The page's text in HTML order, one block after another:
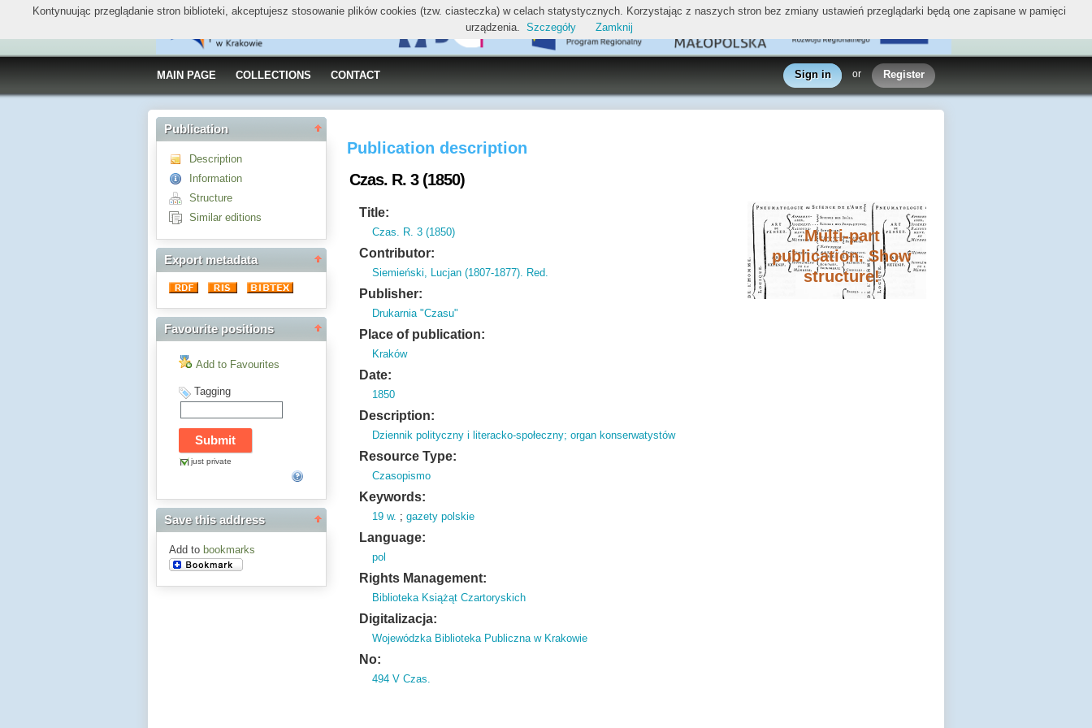
MAIN PAGE COLLECTIONS CONTACT Sign in or Register
Publication
Description
Information
Structure
Similar editions
Export metadata
Favourite positions
Add to Favourites
Tagging
just private
Save this address
Add to bookmarks
Publication description
Czas. R. 3 (1850)
Multi-part
publication. Show
structure!
Title:
Czas. R. 3 (1850)
Contributor:
Siemieński, Lucjan (1807-1877). Red.
Publisher:
Drukarnia "Czasu"
Place of publication:
Kraków
Date:
1850
Description:
Dziennik polityczny i literacko-społeczny; organ konserwatystów
Resource Type:
Czasopismo
Keywords:
19 w. ;gazety polskie
Language:
pol
Rights Management:
Biblioteka Książąt Czartoryskich
Digitalizacja:
Wojewódzka Biblioteka Publiczna w Krakowie
No:
494 V Czas.
Kontynuując przeglądanie stron biblioteki, akceptujesz stosowanie plików cookies (tzw. ciasteczka) w celach statystycznych. Korzystając z naszych stron bez zmiany ustawień przeglądarki będą one zapisane w pamięci
urządzenia. Szczegóły Zamknij